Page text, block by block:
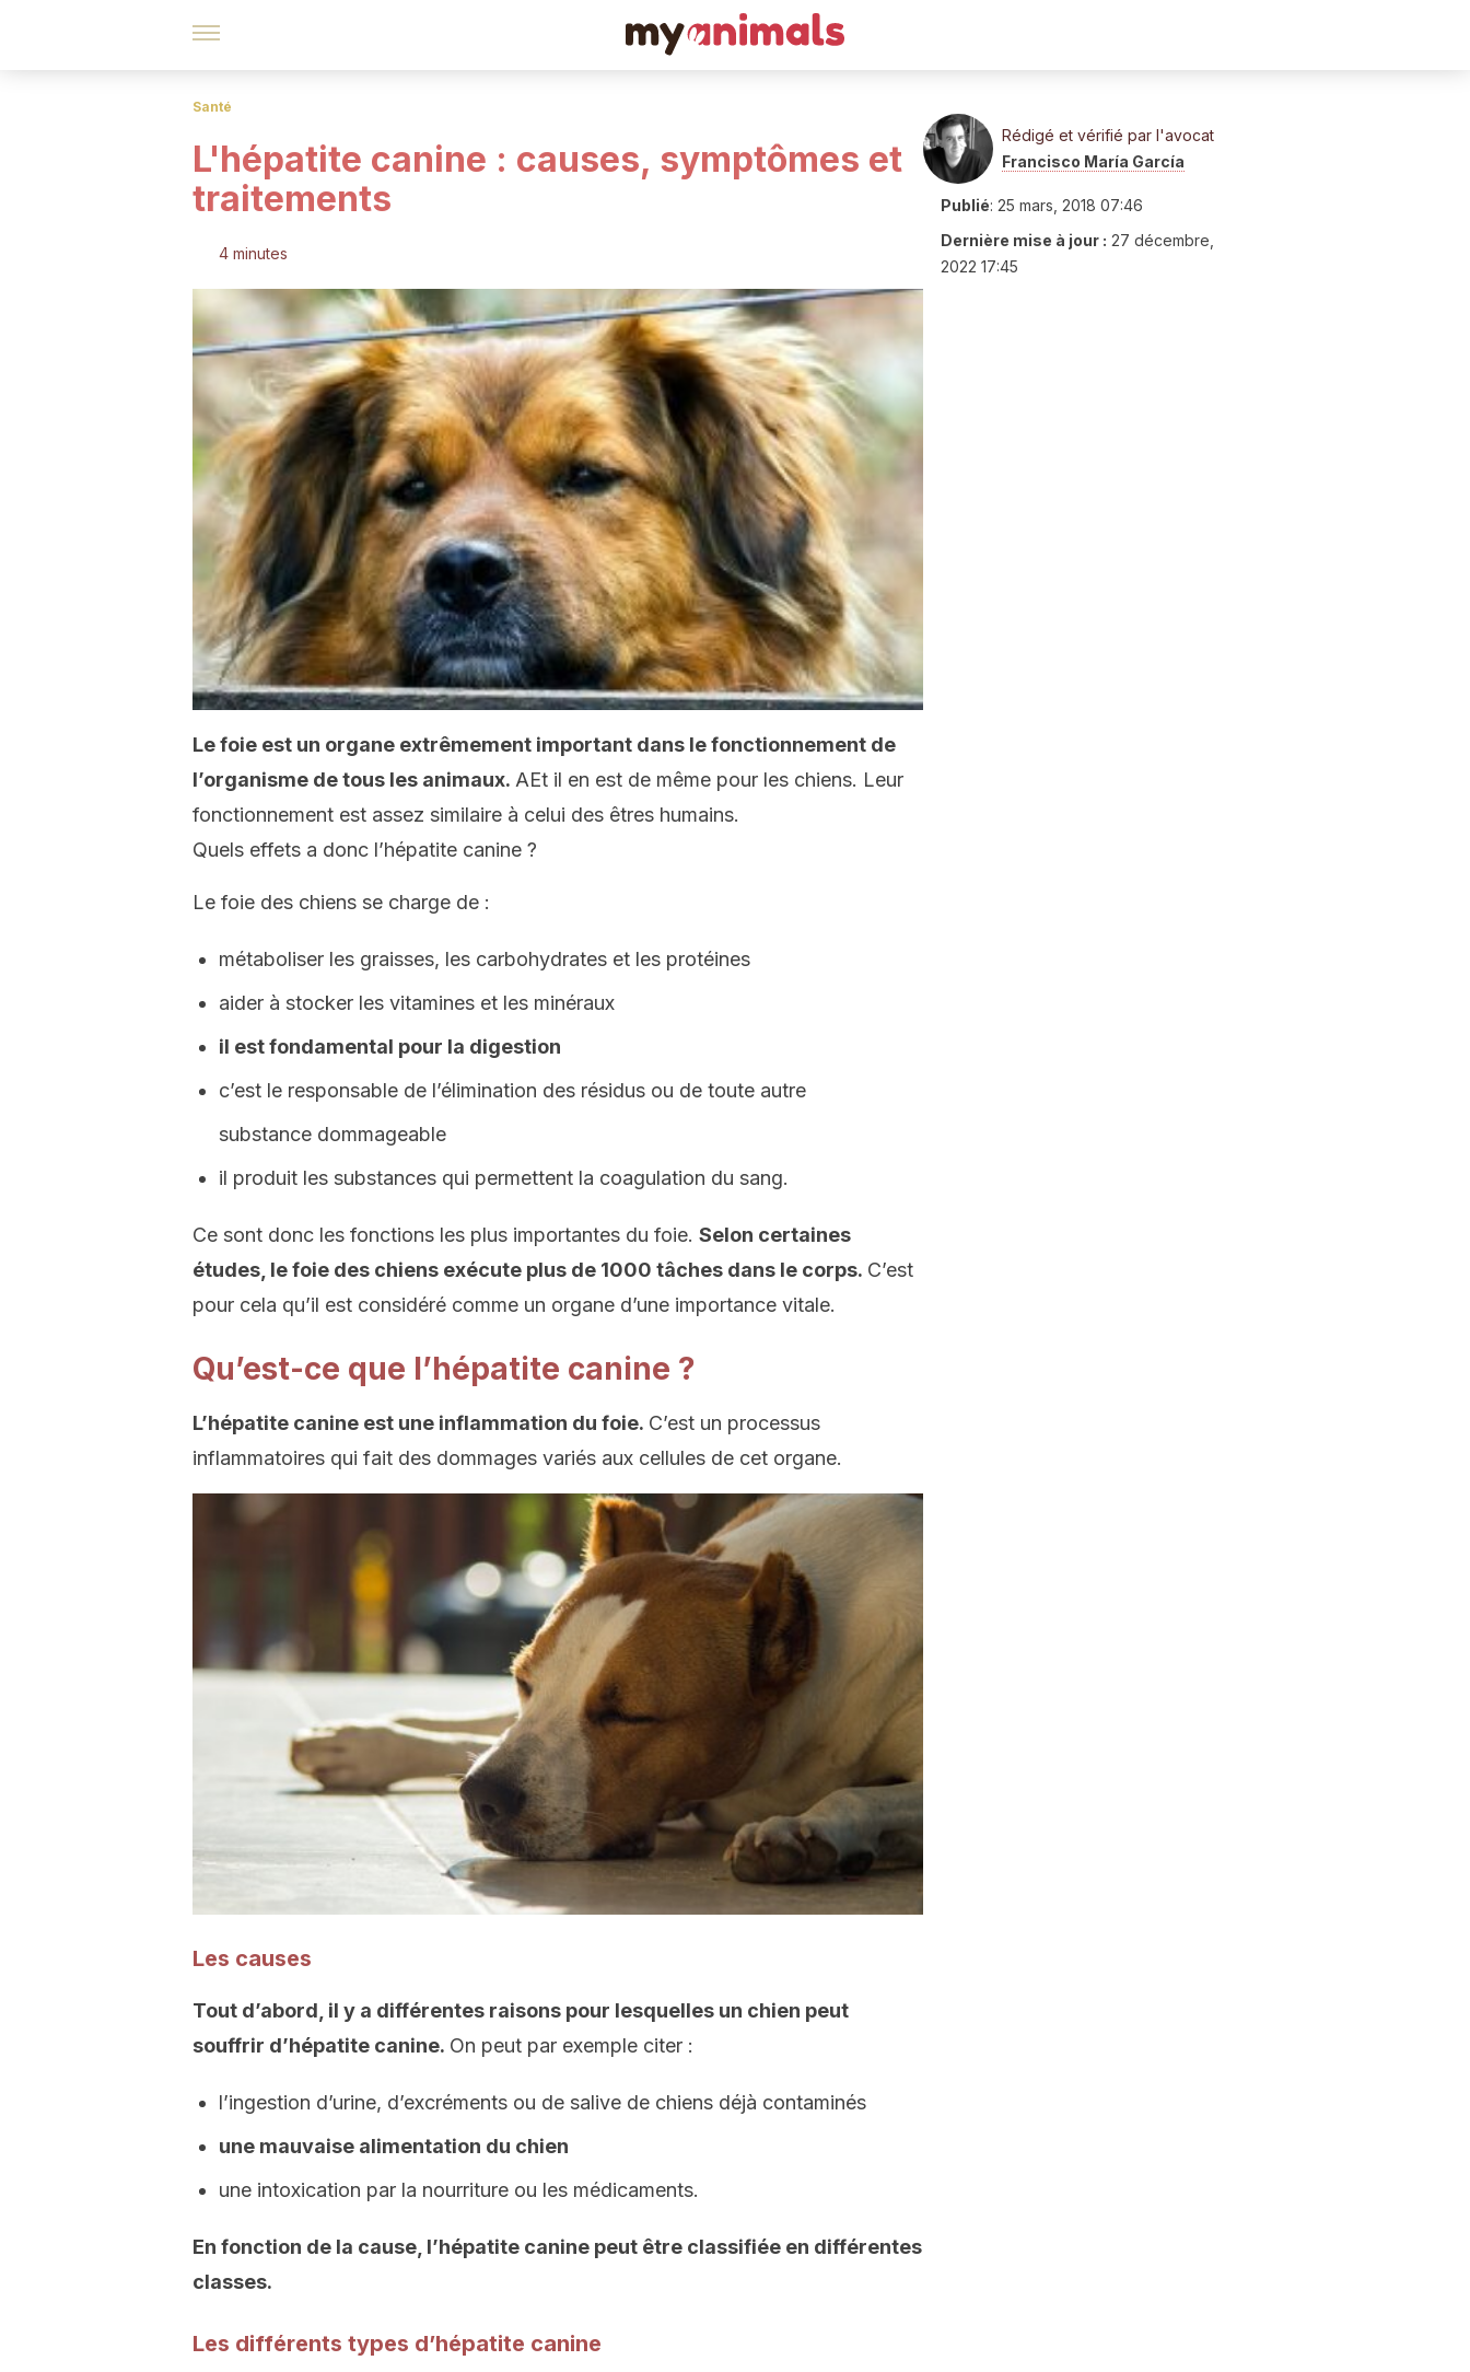
Santé
L'hépatite canine : causes, symptômes et
traitements
4 minutes
Le foie est un organe extrêmement important dans le fonctionnement de
l’organisme de tous les animaux. AEt il en est de même pour les chiens. Leur
fonctionnement est assez similaire à celui des êtres humains.
Quels effets a donc l’hépatite canine ?
Le foie des chiens se charge de :
métaboliser les graisses, les carbohydrates et les protéines
aider à stocker les vitamines et les minéraux
il est fondamental pour la digestion
c’est le responsable de l’élimination des résidus ou de toute autre
substance dommageable
il produit les substances qui permettent la coagulation du sang.
Ce sont donc les fonctions les plus importantes du foie. Selon certaines
études, le foie des chiens exécute plus de 1000 tâches dans le corps. C’est
pour cela qu’il est considéré comme un organe d’une importance vitale.
Qu’est-ce que l’hépatite canine ?
L’hépatite canine est une inflammation du foie. C’est un processus
inflammatoires qui fait des dommages variés aux cellules de cet organe.
Les causes
Tout d’abord, il y a différentes raisons pour lesquelles un chien peut
souffrir d’hépatite canine. On peut par exemple citer :
l’ingestion d’urine, d’excréments ou de salive de chiens déjà contaminés
une mauvaise alimentation du chien
une intoxication par la nourriture ou les médicaments.
En fonction de la cause, l’hépatite canine peut être classifiée en différentes
classes.
Les différents types d’hépatite canine
Rédigé et vérifié par l'avocat
Francisco María García
Publié: 25 mars, 2018 07:46
Dernière mise à jour : 27 décembre,
2022 17:45